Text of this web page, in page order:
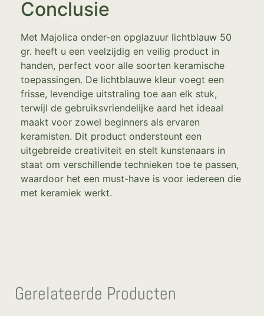
Conclusie
Met Majolica onder-en opglazuur lichtblauw 50
gr. heeft u een veelzijdig en veilig product in
handen, perfect voor alle soorten keramische
toepassingen. De lichtblauwe kleur voegt een
frisse, levendige uitstraling toe aan elk stuk,
terwijl de gebruiksvriendelijke aard het ideaal
maakt voor zowel beginners als ervaren
keramisten. Dit product ondersteunt een
uitgebreide creativiteit en stelt kunstenaars in
staat om verschillende technieken toe te passen,
waardoor het een must-have is voor iedereen die
met keramiek werkt.
Gerelateerde Producten